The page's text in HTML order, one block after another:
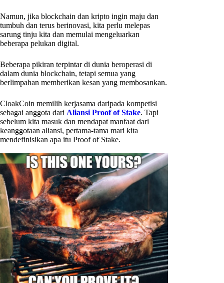
Namun, jika blockchain dan kripto ingin maju dan
tumbuh dan terus berinovasi, kita perlu melepas
sarung tinju kita dan memulai mengeluarkan
beberapa pelukan digital.
Beberapa pikiran terpintar di dunia beroperasi di
dalam dunia blockchain, tetapi semua yang
berlimpahan memberikan kesan yang membosankan.
CloakCoin memilih kerjasama daripada kompetisi
sebagai anggota dari Aliansi Proof of Stake. Tapi
sebelum kita masuk dan mendapat manfaat dari
keanggotaan aliansi, pertama-tama mari kita
mendefinisikan apa itu Proof of Stake.